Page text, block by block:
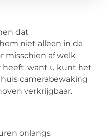
dat
niet alleen in de
misschien af welk
heeft, want u kunt het
camerabewaking
verkrijgbaar.
onlangs